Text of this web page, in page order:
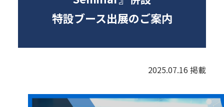
特設ブース出展のご案内
2025.07.16 掲載